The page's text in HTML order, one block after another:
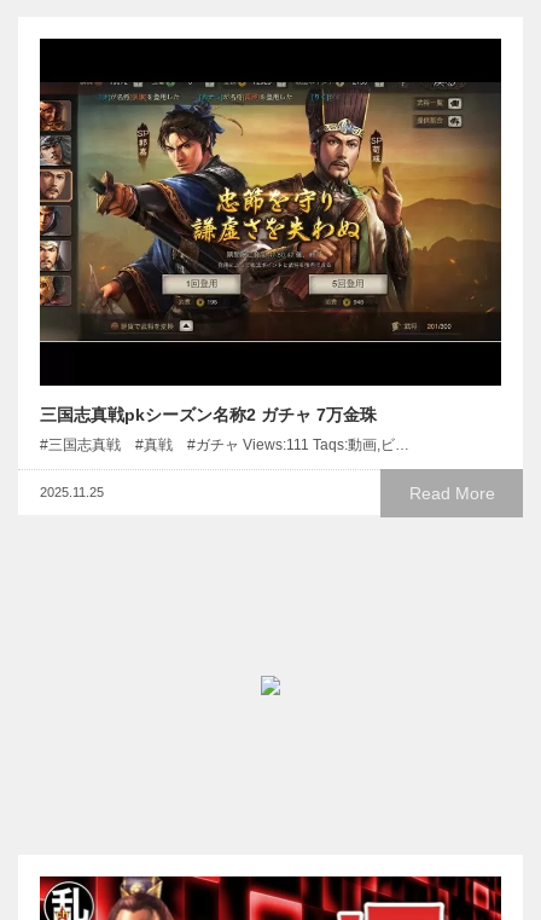
三国志真戦pkシーズン名称2 ガチャ 7万金珠
#三国志真戦 #真戦 #ガチャ Views:111 Taqs:動画,ビ…
Read More
2025.11.25